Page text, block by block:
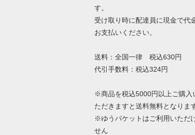
す。
受け取り時に配達員に現金で代
お支払いください。
送料：全国一律 税込630円
代引手数料：税込324円
※商品を税込5000円以上ご購入
ただきますと送料無料となりま
※ゆうパケットはご利用いただ
せん